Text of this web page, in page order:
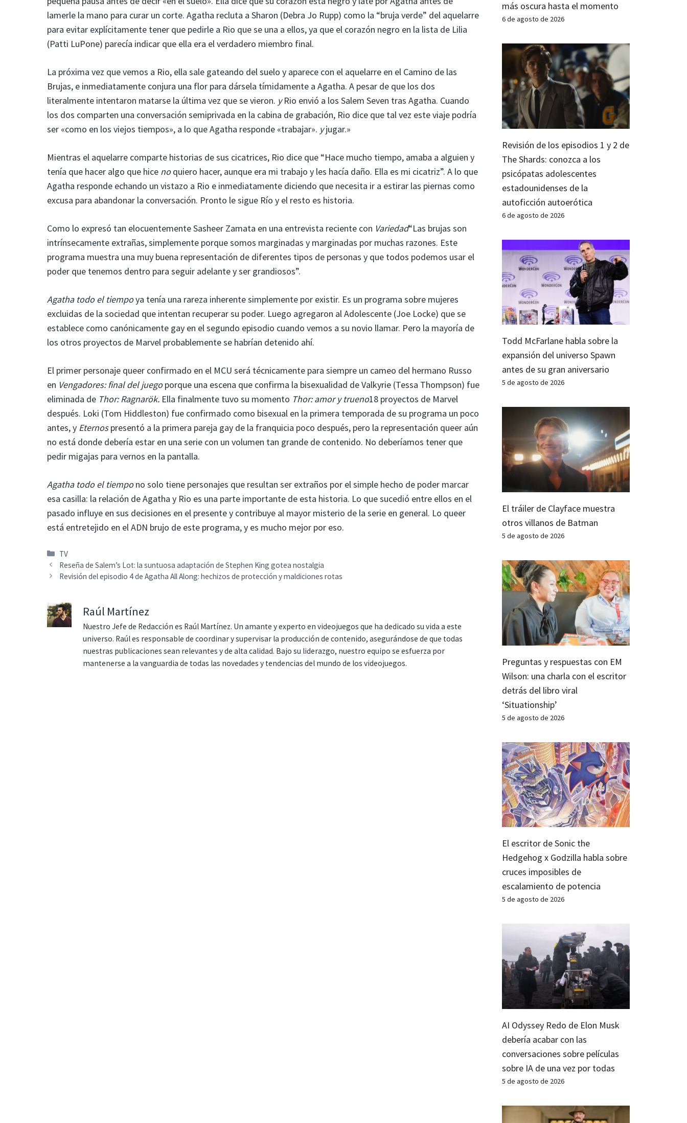
lamerle la mano para curar un corte. Agatha recluta a Sharon (Debra Jo Rupp) como la “bruja verde” del aquelarre
para evitar explícitamente tener que pedirle a Rio que se una a ellos, ya que el corazón negro en la lista de Lilia
(Patti LuPone) parecía indicar que ella era el verdadero miembro final.
La próxima vez que vemos a Rio, ella sale gateando del suelo y aparece con el aquelarre en el Camino de las
Brujas, e inmediatamente conjura una flor para dársela tímidamente a Agatha. A pesar de que los dos
literalmente intentaron matarse la última vez que se vieron. yRio envió a los Salem Seven tras Agatha. Cuando
los dos comparten una conversación semiprivada en la cabina de grabación, Rio dice que tal vez este viaje podría
ser «como en los viejos tiempos», a lo que Agatha responde «trabajar». yjugar.»
Mientras el aquelarre comparte historias de sus cicatrices, Rio dice que “Hace mucho tiempo, amaba a alguien y
tenía que hacer algo que hice noquiero hacer, aunque era mi trabajo y les hacía daño. Ella es mi cicatriz”. A lo que
Agatha responde echando un vistazo a Rio e inmediatamente diciendo que necesita ir a estirar las piernas como
excusa para abandonar la conversación. Pronto le sigue Río y el resto es historia.
Como lo expresó tan elocuentemente Sasheer Zamata en una entrevista reciente con Variedad“Las brujas son
intrínsecamente extrañas, simplemente porque somos marginadas y marginadas por muchas razones. Este
programa muestra una muy buena representación de diferentes tipos de personas y que todos podemos usar el
poder que tenemos dentro para seguir adelante y ser grandiosos”.
Agatha todo el tiempoya tenía una rareza inherente simplemente por existir. Es un programa sobre mujeres
excluidas de la sociedad que intentan recuperar su poder. Luego agregaron al Adolescente (Joe Locke) que se
establece como canónicamente gay en el segundo episodio cuando vemos a su novio llamar. Pero la mayoría de
los otros proyectos de Marvel probablemente se habrían detenido ahí.
El primer personaje queer confirmado en el MCU será técnicamente para siempre un cameo del hermano Russo
en Vengadores: final del juegoporque una escena que confirma la bisexualidad de Valkyrie (Tessa Thompson) fue
eliminada de Thor: Ragnarök. Ella finalmente tuvo su momento Thor: amor y trueno18 proyectos de Marvel
después. Loki (Tom Hiddleston) fue confirmado como bisexual en la primera temporada de su programa un poco
antes, y Eternospresentó a la primera pareja gay de la franquicia poco después, pero la representación queer aún
no está donde debería estar en una serie con un volumen tan grande de contenido. No deberíamos tener que
pedir migajas para vernos en la pantalla.
Agatha todo el tiempono solo tiene personajes que resultan ser extraños por el simple hecho de poder marcar
esa casilla: la relación de Agatha y Rio es una parte importante de esta historia. Lo que sucedió entre ellos en el
pasado influye en sus decisiones en el presente y contribuye al mayor misterio de la serie en general. Lo queer
está entretejido en el ADN brujo de este programa, y ​​​​es mucho mejor por eso.
Categorías
TV
Reseña de Salem’s Lot: la suntuosa adaptación de Stephen King gotea nostalgia
Revisión del episodio 4 de Agatha All Along: hechizos de protección y maldiciones rotas
Raúl Martínez
Nuestro Jefe de Redacción es Raúl Martínez. Un amante y experto en videojuegos que ha dedicado su vida a este
universo. Raúl es responsable de coordinar y supervisar la producción de contenido, asegurándose de que todas
nuestras publicaciones sean relevantes y de alta calidad. Bajo su liderazgo, nuestro equipo se esfuerza por
mantenerse a la vanguardia de todas las novedades y tendencias del mundo de los videojuegos.
más oscura hasta el momento
6 de agosto de 2026
Revisión de los episodios 1 y 2 de
The Shards: conozca a los
psicópatas adolescentes
estadounidenses de la
autoficción autoerótica
6 de agosto de 2026
Todd McFarlane habla sobre la
expansión del universo Spawn
antes de su gran aniversario
5 de agosto de 2026
El tráiler de Clayface muestra
otros villanos de Batman
5 de agosto de 2026
Preguntas y respuestas con EM
Wilson: una charla con el escritor
detrás del libro viral
‘Situationship’
5 de agosto de 2026
El escritor de Sonic the
Hedgehog x Godzilla habla sobre
cruces imposibles de
escalamiento de potencia
5 de agosto de 2026
AI Odyssey Redo de Elon Musk
debería acabar con las
conversaciones sobre películas
sobre IA de una vez por todas
5 de agosto de 2026